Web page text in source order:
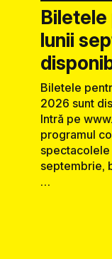
lunii
Biletele
2026 sunt
Intră pe
programul
spectacolele
septembrie,
…